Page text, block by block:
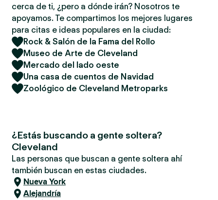
cerca de ti, ¿pero a dónde irán? Nosotros te
apoyamos. Te compartimos los mejores lugares
para citas e ideas populares en la ciudad:
Rock & Salón de la Fama del Rollo
Museo de Arte de Cleveland
Mercado del lado oeste
Una casa de cuentos de Navidad
Zoológico de Cleveland Metroparks
¿Estás buscando a gente soltera?
Cleveland
Las personas que buscan a gente soltera ahí
también buscan en estas ciudades.
Nueva York
Alejandría